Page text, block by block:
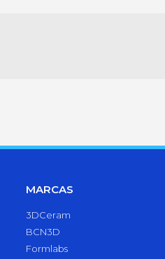
MARCAS
3DCeram
BCN3D
Formlabs